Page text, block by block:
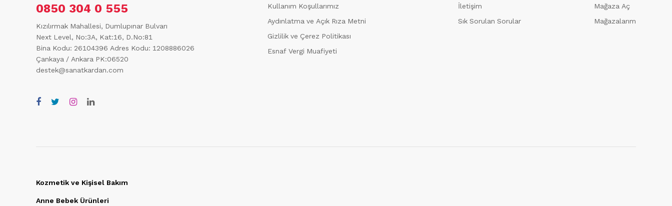
0850 304 0 555
Kızılırmak Mahallesi, Dumlupınar Bulvarı
Next Level, No:3A, Kat:16, D.No:81
Bina Kodu: 26104396 Adres Kodu: 1208886026
Çankaya / Ankara PK:06520
destek@sanatkardan.com
Kullanım Koşullarımız
Aydınlatma ve Açık Rıza Metni
Gizlilik ve Çerez Politikası
Esnaf Vergi Muafiyeti
İletişim
Sık Sorulan Sorular
Mağaza Aç
Mağazalarım
Kozmetik ve Kişisel Bakım
Anne Bebek Ürünleri